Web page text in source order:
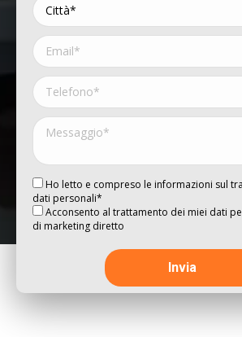
Ho letto e compreso le informazioni sul
dati personali*
Acconsento al trattamento dei miei dati
di marketing diretto